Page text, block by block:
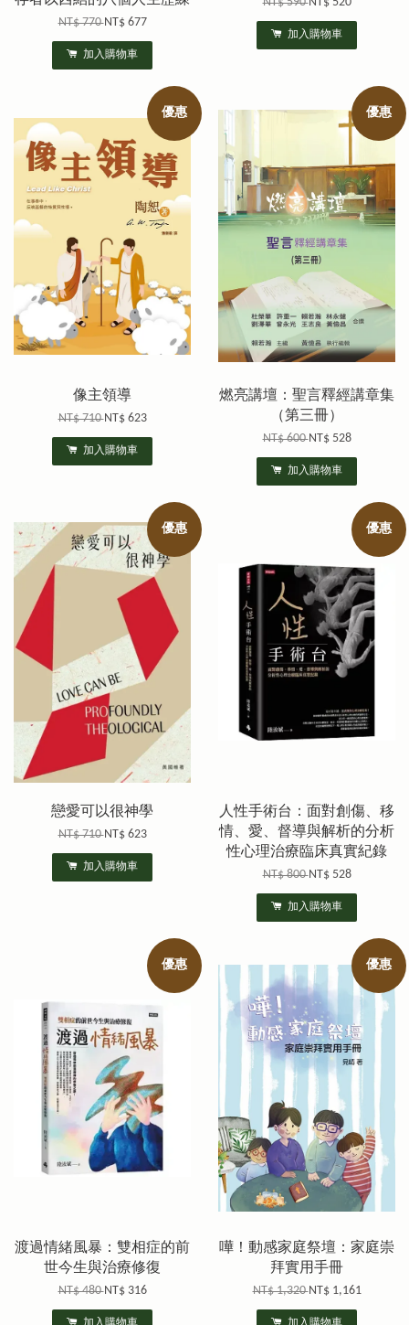
NT$ 770NT$ 677
加入購物車
加入購物車
優惠
像主領導
NT$ 710NT$ 623
加入購物車
優惠
燃亮講壇：聖言釋經講章集
（第三冊）
NT$ 600NT$ 528
加入購物車
優惠
戀愛可以很神學
NT$ 710NT$ 623
加入購物車
優惠
人性手術台：面對創傷、移
情、愛、督導與解析的分析
性心理治療臨床真實紀錄
NT$ 800NT$ 528
加入購物車
優惠
渡過情緒風暴：雙相症的前
世今生與治療修復
NT$ 480NT$ 316
優惠
嘩！動感家庭祭壇：家庭崇
拜實用手冊
NT$ 1,320NT$ 1,161